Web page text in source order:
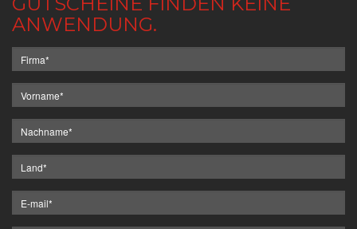
ANWENDUNG.